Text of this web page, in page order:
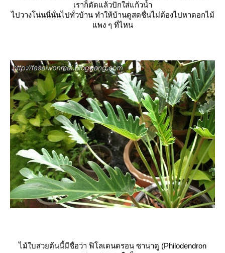
เราก็ตัดแล้วปักใส่แก้วน้ำ
ไปวางโน่นนี่นั่นไปทั่วบ้าน ทำให้บ้านดูสดชื่นไม่ต้องไปหาดอกไม้
พง ๆ ที่ไหน
ไม้ใบสวยต้นนี้มีชื่อว่า ฟิโลเดนดรอน ซานาดู (Philodendron